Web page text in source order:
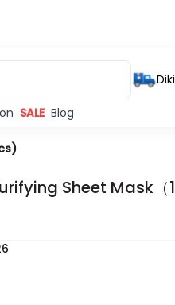
SALE Blog
Sheet Mask（